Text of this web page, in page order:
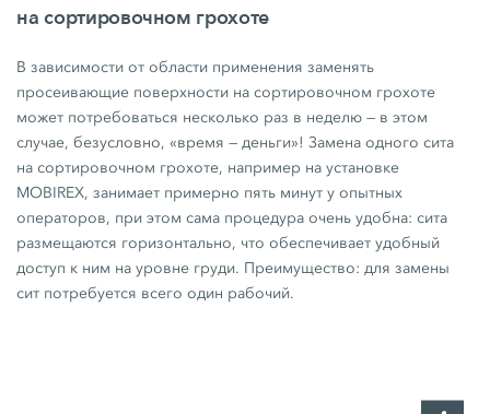
на сортировочном грохоте
В зависимости от области применения заменять
просеивающие поверхности на сортировочном грохоте
может потребоваться несколько раз в неделю — в этом
случае, безусловно, «время — деньги»! Замена одного сита
на сортировочном грохоте, например на установке
MOBIREX, занимает примерно пять минут у опытных
операторов, при этом сама процедура очень удобна: сита
размещаются горизонтально, что обеспечивает удобный
доступ к ним на уровне груди. Преимущество: для замены
сит потребуется всего один рабочий.